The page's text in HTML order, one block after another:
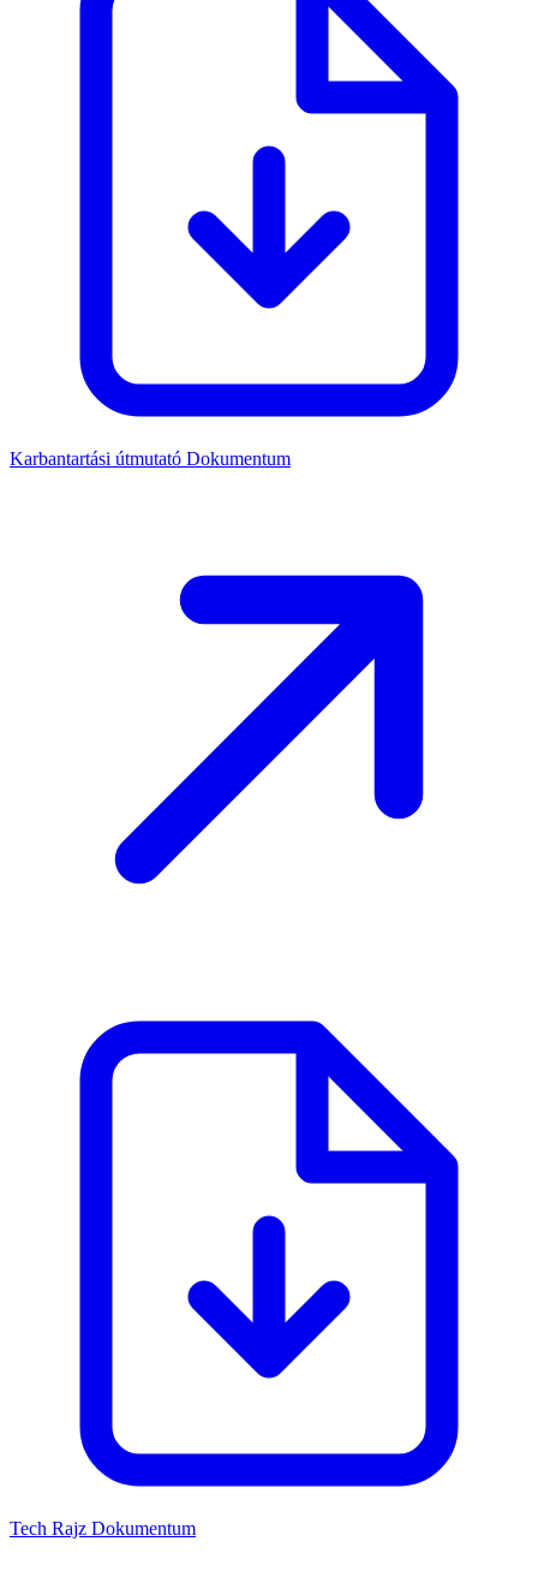
Karbantartási útmutató Dokumentum
Tech Rajz Dokumentum